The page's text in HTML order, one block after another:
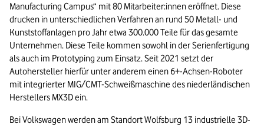
Manufacturing Campus“ mit 80 Mitarbeiter:innen eröffnet. Diese
drucken in unterschiedlichen Verfahren an rund 50 Metall- und
Kunststoffanlagen pro Jahr etwa 300.000 Teile für das gesamte
Unternehmen. Diese Teile kommen sowohl in der Serienfertigung
als auch im Prototyping zum Einsatz. Seit 2021 setzt der
Autohersteller hierfür unter anderem einen 6+-Achsen-Roboter
mit integrierter MIG/CMT-Schweißmaschine des niederländischen
Herstellers MX3D ein.
Bei Volkswagen werden am Standort Wolfsburg 13 industrielle 3D-